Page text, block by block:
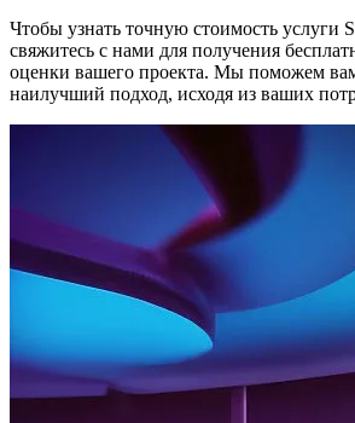
Чтобы узнать точную стоимость услуги
свяжитесь с нами для получения
оценки вашего проекта. Мы поможем
наилучший подход, исходя из ваших